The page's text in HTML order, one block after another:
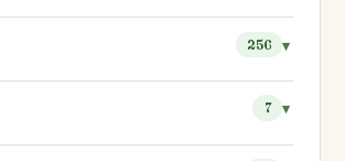
256
7